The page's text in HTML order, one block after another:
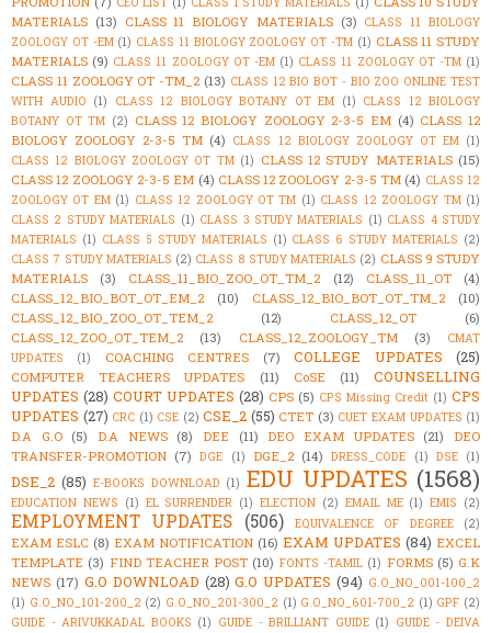
MATERIALS (13) CLASS 11 BIOLOGY MATERIALS (3) CLASS 11 BIOLOGY
ZOOLOGY OT -EM (1) CLASS 11 BIOLOGY ZOOLOGY OT -TM (1) CLASS 11 STUDY
MATERIALS (9) CLASS 11 ZOOLOGY OT -EM (1) CLASS 11 ZOOLOGY OT -TM (1)
CLASS 11 ZOOLOGY OT -TM_2 (13) CLASS 12 BIO BOT - BIO ZOO ONLINE TEST
WITH AUDIO (1) CLASS 12 BIOLOGY BOTANY OT EM (1) CLASS 12 BIOLOGY
BOTANY OT TM (2) CLASS 12 BIOLOGY ZOOLOGY 2-3-5 EM (4) CLASS 12
BIOLOGY ZOOLOGY 2-3-5 TM (4) CLASS 12 BIOLOGY ZOOLOGY OT EM (1)
CLASS 12 BIOLOGY ZOOLOGY OT TM (1) CLASS 12 STUDY MATERIALS (15)
CLASS 12 ZOOLOGY 2-3-5 EM (4) CLASS 12 ZOOLOGY 2-3-5 TM (4) CLASS 12
ZOOLOGY OT EM (1) CLASS 12 ZOOLOGY OT TM (1) CLASS 12 ZOOLOGY TM (1)
CLASS 2 STUDY MATERIALS (1) CLASS 3 STUDY MATERIALS (1) CLASS 4 STUDY
MATERIALS (1) CLASS 5 STUDY MATERIALS (1) CLASS 6 STUDY MATERIALS (2)
CLASS 7 STUDY MATERIALS (2) CLASS 8 STUDY MATERIALS (2) CLASS 9 STUDY
MATERIALS
(3) CLASS_11_BIO_ZOO_OT_TM_2 (12) CLASS_11_OT
(4)
CLASS_12_BIO_BOT_OT_EM_2
(10) CLASS_12_BIO_BOT_OT_TM_2
(10)
CLASS_12_BIO_ZOO_OT_TEM_2
(12) CLASS_12_OT
(6)
CLASS_12_ZOO_OT_TEM_2
(13) CLASS_12_ZOOLOGY_TM (3)
CMAT
UPDATES
(1) COACHING CENTRES (7) COLLEGE UPDATES (25)
COMPUTER TEACHERS UPDATES (11) CoSE (11)
COUNSELLING
UPDATES (28) COURT UPDATES (28) CPS (5) CPS Missing Credit (1) CPS
UPDATES (27) CRC (1) CSE (2) CSE_2 (55) CTET (3) CUET EXAM UPDATES (1)
D.A G.O (5) D.A NEWS (8) DEE (11) DEO EXAM UPDATES (21)
DEO
TRANSFER-PROMOTION (7) DGE (1) DGE_2 (14) DRESS_CODE (1) DSE (1)
DSE_2 (85) E-BOOKS DOWNLOAD (1) EDU UPDATES (1568)
EDUCATION NEWS (1) EL SURRENDER (1) ELECTION (2) EMAIL ME (1) EMIS (2)
EMPLOYMENT UPDATES (506) EQUIVALENCE OF DEGREE (2)
EXAM ESLC (8) EXAM NOTIFICATION (16) EXAM UPDATES (84) EXCEL
TEMPLATE (3) FIND TEACHER POST (10) FONTS -TAMIL (1) FORMS (5) G.K
NEWS (17) G.O DOWNLOAD (28) G.O UPDATES (94) G.O_NO_001-100_2
(1) G.O_NO_101-200_2 (2) G.O_NO_201-300_2 (1) G.O_NO_601-700_2 (1) GPF (2)
GUIDE - ARIVUKKADAL BOOKS (1) GUIDE - BRILLIANT GUIDE (1) GUIDE - DEIVA